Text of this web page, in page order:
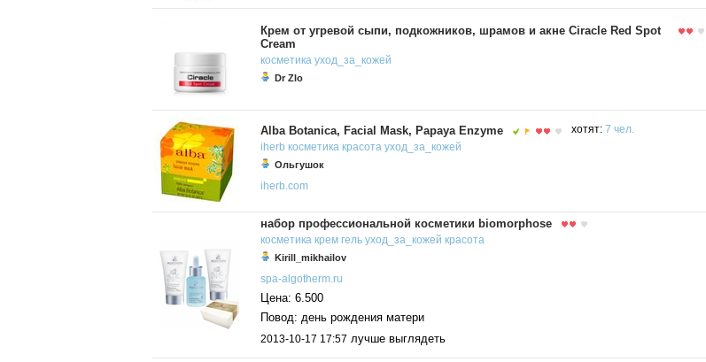
Крем от угревой сыпи, подкожников, шрамов и акне Ciracle Red Spot
Cream
косметика уход_за_кожей
Dr Zlo
Alba Botanica, Facial Mask, Papaya Enzyme хотят: 7 чел.
iherb косметика красота уход_за_кожей
Ольгушок
iherb.com
набор профессиональной косметики biomorphose
косметика крем гель уход_за_кожей красота
Kirill_mikhailov
spa-algotherm.ru
Цена: 6.500
Повод: день рождения матери
2013-10-17 17:57 лучше выглядеть